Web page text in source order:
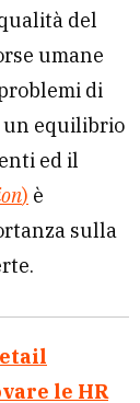
del
umane
di
un equilibrio
ed il
) è
sulla
le HR